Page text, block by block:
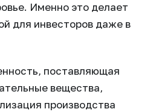
Именно это делает
для инвесторов даже в
поставляющая
вещества,
производства